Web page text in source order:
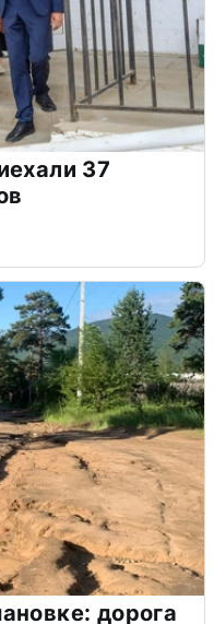
37
дорога